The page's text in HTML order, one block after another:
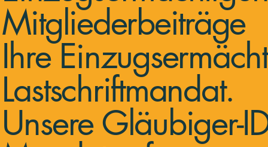
Mitgliederbeiträge
Ihre
Lastschriftmandat.
Unsere